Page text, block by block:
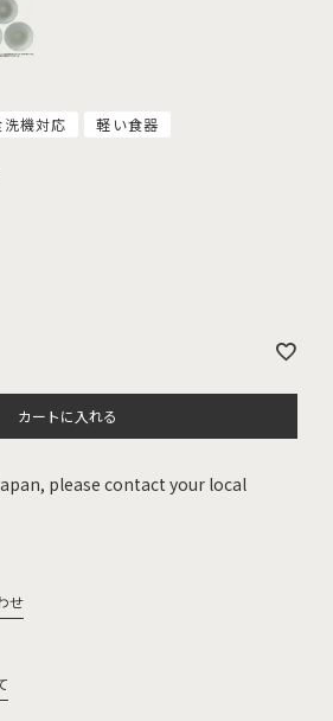
洗機対応 軽い食器
カートに入れる
please contact your local
せ